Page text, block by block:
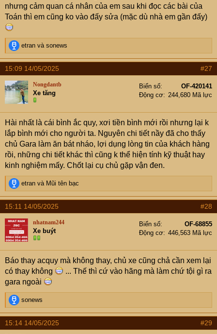
nhưng cảm quan cá nhân của em sau khi đọc các bài của
Toán thì em cũng ko vào đấy sửa (mặc dù nhà em gần đấy)
R
e
a
c
t
i
o
n
s
:
etran và sonews
15:09 14/05/2025 #27
Nongdantb
Xe tăng
Biển số
OF-420141
Động cơ
244,680 Mã lực
Hài nhất là cái bình ắc quy, xơi tiền bình mới rồi nhưng lại k
lắp bình mới cho người ta. Nguyên chi tiết nầy đã cho thấy
chủ Gara làm ăn bát nháo, lợi dụng lòng tin của khách hàng
rồi, những chi tiết khác thì cũng k thể hiện tính kỹ thuật hay
kinh nghiệm mấy. Chốt lại cụ chủ gặp vận đen.
R
e
a
c
t
i
o
n
s
:
etran và Mũi tên bạc
15:11 14/05/2025 #28
nhatnam244
Xe buýt
Biển số
OF-68855
Động cơ
446,563 Mã lực
Báo thay acquy mà không thay, chủ xe cũng chả cần xem lại
có thay không
... Thế thì cứ vào hãng mà làm chứ tội gì ra
gara ngoài
R
e
a
c
sonews
15:14 14/05/2025 #29